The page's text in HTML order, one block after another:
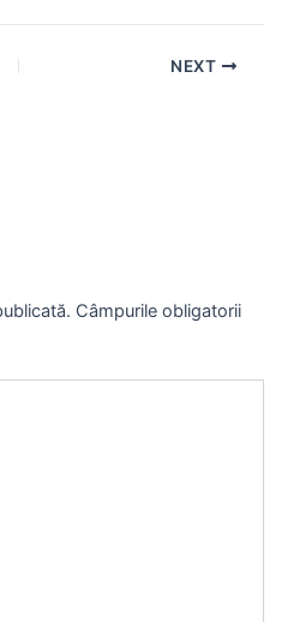
NEXT
Câmpurile obligatorii